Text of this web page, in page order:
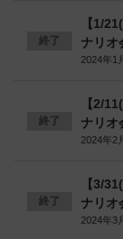
終了
【1/
ナリオ
2024年1
終了
【2/
ナリオ
2024年2
終了
【3/
ナリオ
2024年3